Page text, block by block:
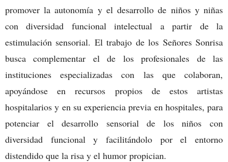
promover la autonomía y el desarrollo de niños y niñas
con diversidad funcional intelectual a partir de la
estimulación sensorial. El trabajo de los Señores Sonrisa
busca complementar el de los profesionales de las
instituciones especializadas con las que colaboran,
apoyándose en recursos propios de estos artistas
hospitalarios y en su experiencia previa en hospitales, para
potenciar el desarrollo sensorial de los niños con
diversidad funcional y facilitándolo por el entorno
distendido que la risa y el humor propician.